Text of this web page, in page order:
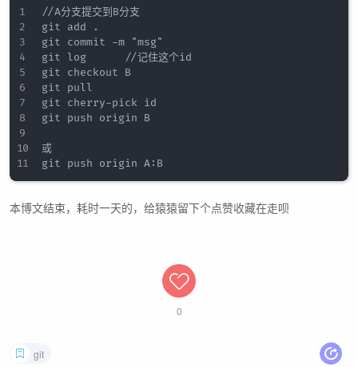
//A分支提交到B分支
git add .
git commit -m "msg"
git log      //记住这个id
git checkout B
git pull
git cherry-pick id
git push origin B
或
本博文结束，耗时一天的，给猿猿留下个点赞收藏在走呗
0
git